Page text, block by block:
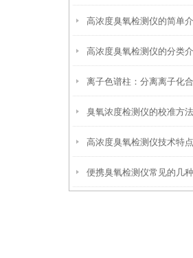
高浓度臭氧检测仪的简单
高浓度臭氧检测仪的分类
臭氧浓度检测仪的校准方法
高浓度臭氧检测仪技术特点
便携臭氧检测仪常见的几